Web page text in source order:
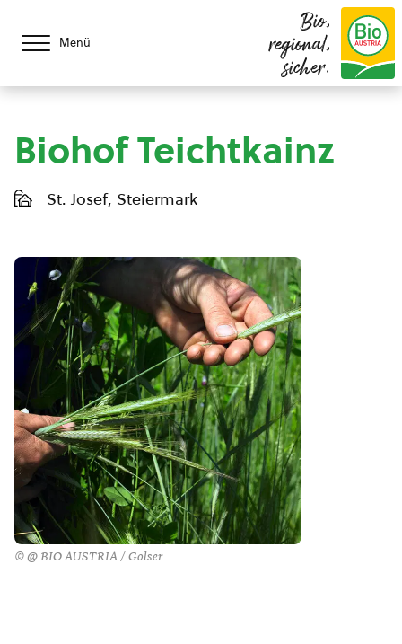
Menü
Bio,
regional,
sicher.
Biohof Teichtkainz
St. Josef, Steiermark
© @ BIO AUSTRIA / Golser